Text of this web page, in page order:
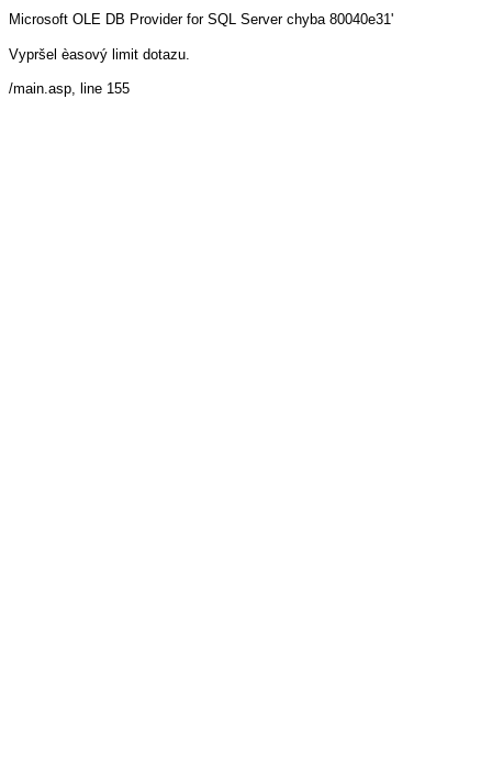
Microsoft OLE DB Provider for SQL Server chyba 80040e31'
Vypršel èasový limit dotazu.
/main.asp, line 155